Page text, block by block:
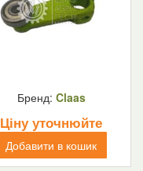
Бренд: Claas
Ціну уточнюйте
Добавити в кошик